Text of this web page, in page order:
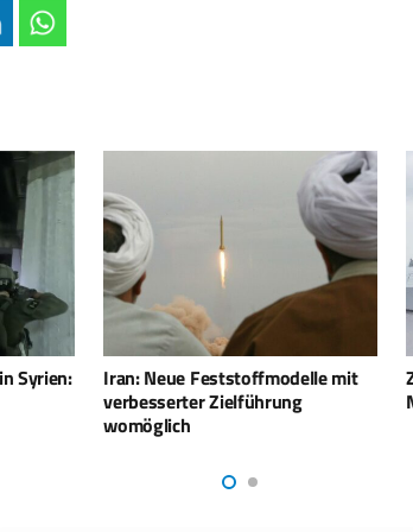
mit
Zypern: Großbritannien prüft
Marine-Einsatz